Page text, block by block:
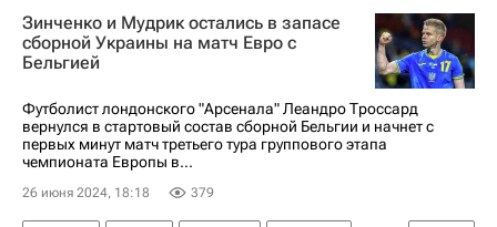
Зинченко и Мудрик остались в запасе
сборной Украины на матч Евро с
Бельгией
Футболист лондонского "Арсенала" Леандро Троссард
вернулся в стартовый состав сборной Бельгии и начнет с
первых минут матч третьего тура группового этапа
чемпионата Европы в...
26 июня 2024, 18:18 379